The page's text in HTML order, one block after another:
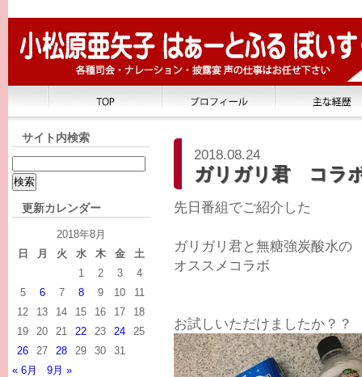
サイト内検索
更新カレンダー
2018年8月
日
月 火 水 木 金
土
1
2 3
4
5
6 7 8 9 10
11
12
13 14 15 16 17
18
19
20 21 22 23 24
25
26
27 28 29 30
31
« 6月
9月 »
2018.08.24
ガリガリ君 コラ
先日番組でご紹介した
ガリガリ君と無糖強炭酸水の
オススメコラボ
お試しいただけましたか？？